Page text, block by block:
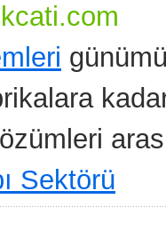
Sektörü